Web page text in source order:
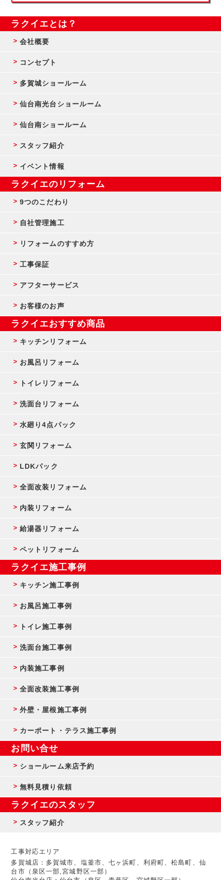
ラクイエとは？
会社概要
コンセプト
多賀城ショールーム
仙台南光台ショールーム
仙台南ショールーム
スタッフ紹介
イベント情報
ラクイエのリフォーム
9つのこだわり
自社管理施工
リフォームのすすめ方
工事保証
アフターサービス
お客様のお声
ラクイエおすすめ商品
キッチンリフォーム
お風呂リフォーム
トイレリフォーム
洗面台リフォーム
水廻り4点パック
玄関リフォーム
LDKパック
全面改装リフォーム
内装リフォーム
給湯器リフォーム
ペットリフォーム
ラクイエ施工事例
キッチン施工事例
お風呂施工事例
トイレ施工事例
洗面台施工事例
内装施工事例
全面改装施工事例
外壁・屋根施工事例
カーポート・テラス施工事例
お問い合せ
ショールーム来店予約
無料見積り依頼
ラクイエのスタッフ
スタッフ紹介
工事対応エリア
多賀城店：多賀城市、塩釜市、七ヶ浜町、利府町、松島町、仙
台市（泉区一部,宮城野区一部）